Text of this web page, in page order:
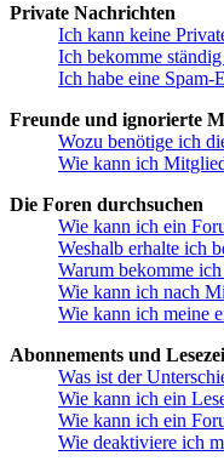
Private Nachrichten
Ich kann keine
Ich bekomme
Ich habe eine
Freunde und ignorierte
Wozu benötige ich
Wie kann ich
Die Foren durchsuchen
Wie kann ich ein
Weshalb erhalte ich
Warum bekomme
Wie kann ich nach
Wie kann ich meine
Abonnements und
Was ist der
Wie kann ich ein
Wie kann ich ein
Wie deaktiviere ich